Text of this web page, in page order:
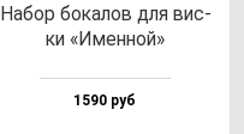
Набор бо­ка­лов для вис­
ки «Имен­ной»
1590 руб